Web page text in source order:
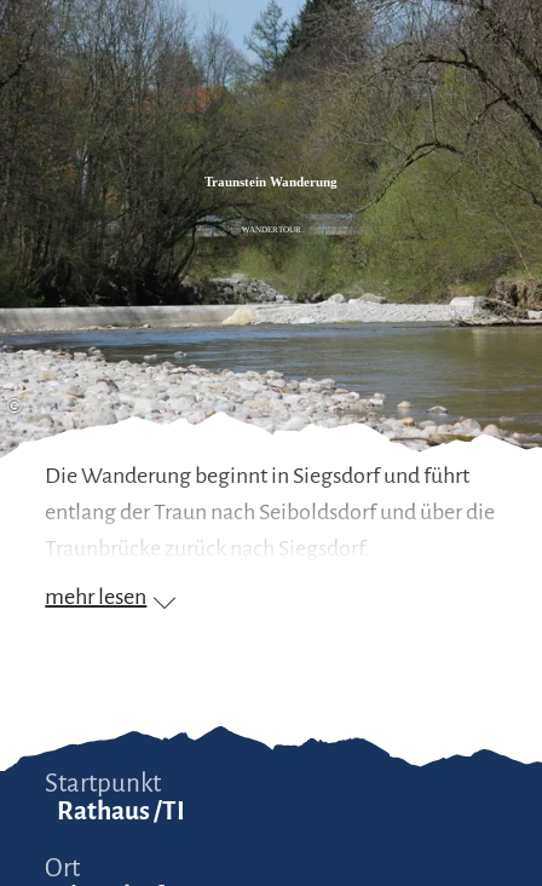
Zum
Inhalt
Zur
Suche
Zum
Footer
©
Traunstein Wanderung
WANDERTOUR
Die Wanderung beginnt in Siegsdorf und führt
entlang der Traun nach Seiboldsdorf und über die
Traunbrücke zurück nach Siegsdorf.
mehr lesen
Startpunkt
Rathaus /TI
Ort